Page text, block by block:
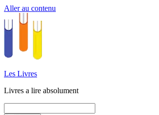
Aller au contenu
Les Livres
Livres a lire absolument